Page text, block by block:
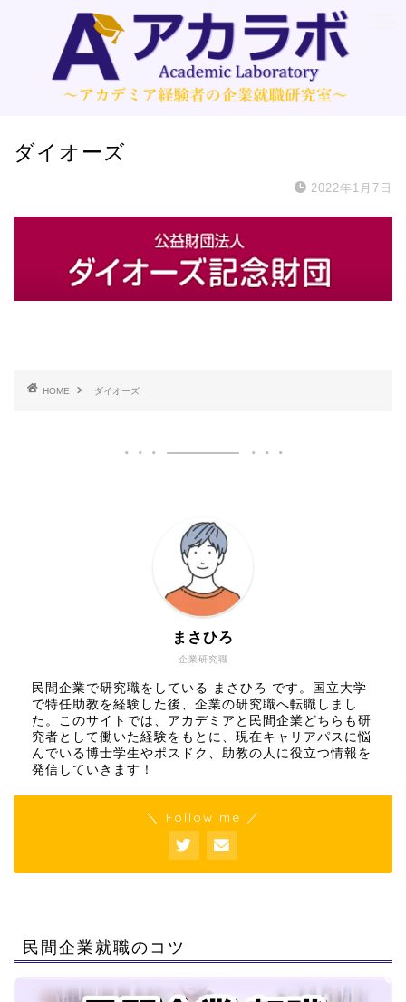
ダイオーズ
2022年1月7日
HOME ダイオーズ
企業研究職
まさひろ
民間企業で研究職をしている まさひろ です。国立大学
で特任助教を経験した後、企業の研究職へ転職しまし
た。このサイトでは、アカデミアと民間企業どちらも研
究者として働いた経験をもとに、現在キャリアパスに悩
んでいる博士学生やポスドク、助教の人に役立つ情報を
発信していきます！
＼ Follow me ／
民間企業就職のコツ